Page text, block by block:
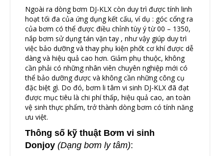
Ngoài ra dòng bơm DJ-KLX còn duy trì được tính linh
hoạt tối đa của ứng dụng kết cấu, ví dụ : góc cổng ra
của bơm có thể được điều chỉnh tùy ý từ 00 – 1350,
nắp bơm sử dụng tán vặn tay , như vậy giúp duy trì
việc bảo dưỡng và thay phụ kiện phốt cơ khí được dễ
dàng và hiệu quả cao hơn. Giảm phụ thuộc, không
cần phải có những nhân viên chuyên nghiệp mới có
thể bảo dưỡng được và không cần những công cụ
đặc biệt gì. Do đó, bơm li tâm vi sinh DJ-KLX đã đạt
được mục tiêu là chi phí thấp, hiệu quả cao, an toàn
vệ sinh thực phẩm, trở thành dòng bơm có tính năng
ưu việt.
Thông số kỹ thuật Bơm vi sinh
Donjoy (Dạng bơm ly tâm):